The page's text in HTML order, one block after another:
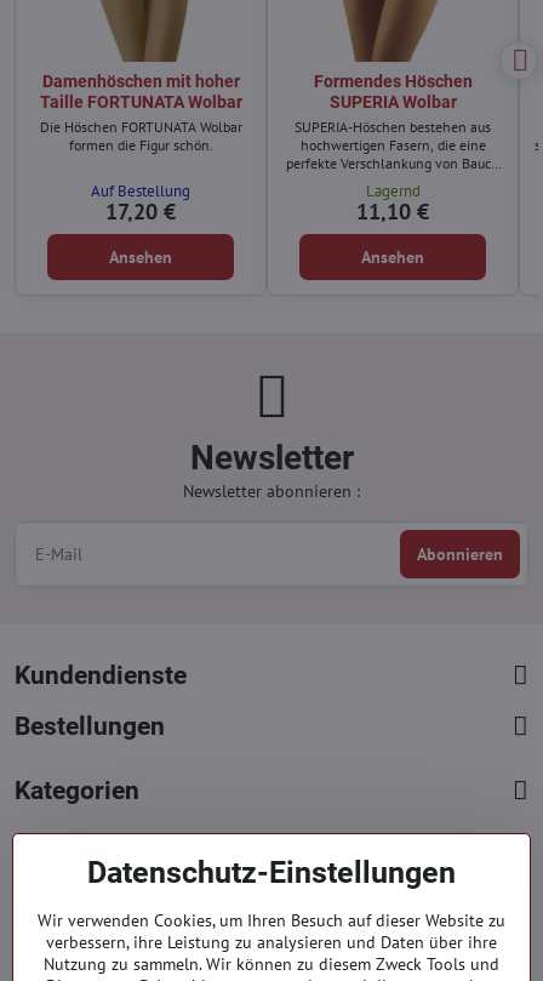
Damenhöschen mit hoher
Taille FORTUNATA Wolbar
Die Höschen FORTUNATA Wolbar
formen die Figur schön.
Auf Bestellung
17,20 €
Ansehen
Formendes Höschen
SUPERIA Wolbar
SUPERIA-Höschen bestehen aus
hochwertigen Fasern, die eine
perfekte Verschlankung von Bauch
und Hüften garantieren.
Lagernd
11,10 €
Ansehen
Newsletter
Newsletter abonnieren :
Abonnieren
Kundendienste
Bestellungen
Kategorien
Kontakte
Mont. - Freit. : 09:00 - 15:00 hod.
info​@everlady​.eu
Datenschutz-Einstellungen
Wir verwenden Cookies, um Ihren Besuch auf dieser Website zu
verbessern, ihre Leistung zu analysieren und Daten über ihre
Nutzung zu sammeln. Wir können zu diesem Zweck Tools und